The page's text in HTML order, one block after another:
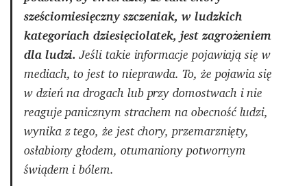
sześciomiesięczny szczeniak, w ludzkich
kategoriach dziesięciolatek, jest zagrożeniem
dla ludzi. Jeśli takie informacje pojawiają się w
mediach, to jest to nieprawda. To, że pojawia się
w dzień na drogach lub przy domostwach i nie
reaguje panicznym strachem na obecność ludzi,
wynika z tego, że jest chory, przemarznięty,
osłabiony głodem, otumaniony potwornym
świądem i bólem.